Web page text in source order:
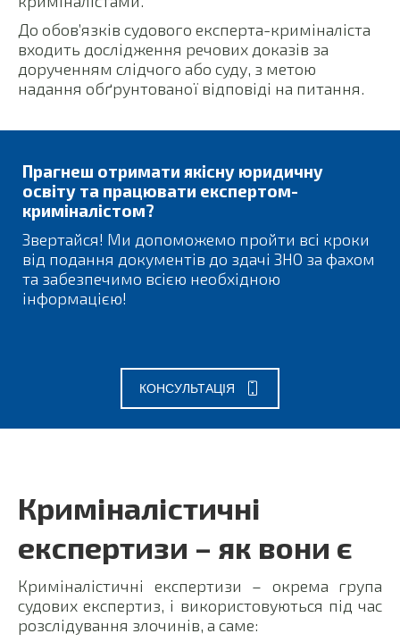
До обов’язків судового експерта-криміналіста
входить дослідження речових доказів за
дорученням слідчого або суду, з метою
надання обґрунтованої відповіді на питання.
Прагнеш отримати якісну юридичну
освіту та працювати експертом-
криміналістом?
Звертайся! Ми допоможемо пройти всі кроки
від подання документів до здачі ЗНО за фахом
та забезпечимо всією необхідною
інформацією!
КОНСУЛЬТАЦІЯ
Криміналістичні
експертизи – як вони є
Криміналістичні експертизи – окрема група
судових експертиз, і використовуються під час
розслідування злочинів, а саме: